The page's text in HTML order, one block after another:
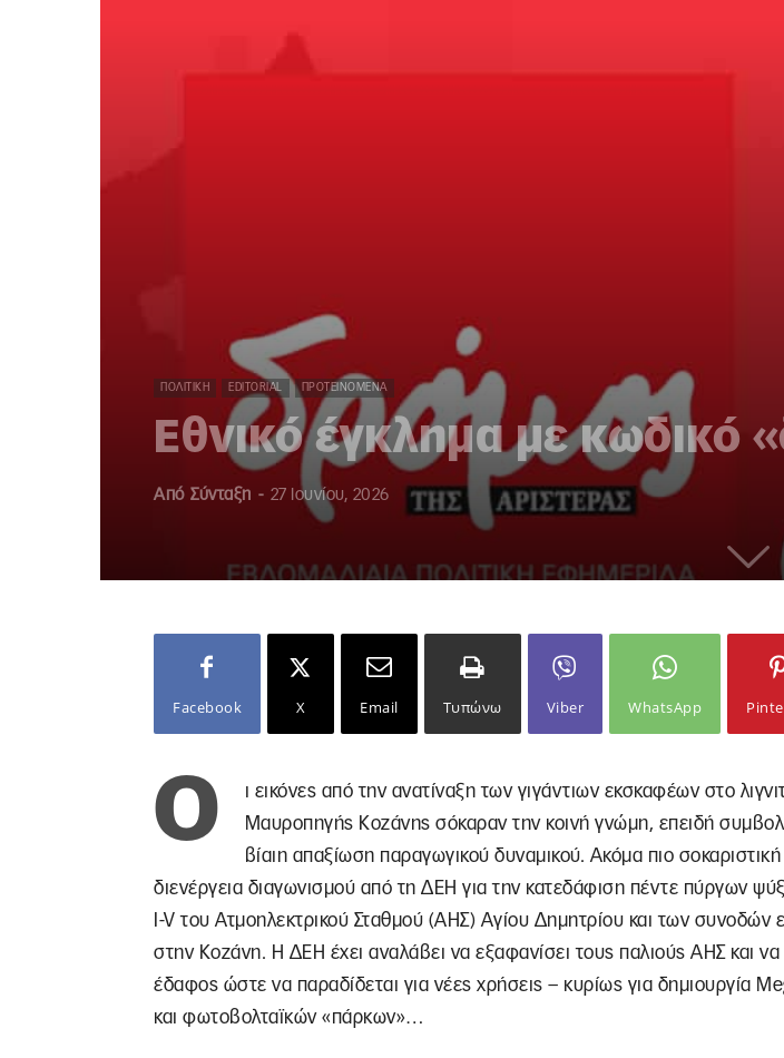
ΠΟΛΙΤΙΚΉ EDITORIAL ΠΡΟΤΕΙΝΌΜΕΝΑ
Εθνικό έγκλημα με κωδικό
Από Σύνταξη - 27 Ιουνίου, 2026
Facebook X Email Τυπώνω Viber WhatsApp
Ο
ι εικόνες από την ανατίναξη των γιγάντιων εκσκαφέων στο
Μαυροπηγής Κοζάνης σόκαραν την κοινή γνώμη, επειδή
βίαιη απαξίωση παραγωγικού δυναμικού. Ακόμα πιο σοκαριστική
διενέργεια διαγωνισμού από τη ΔΕΗ για την κατεδάφιση πέντε πύργων
I-V του Ατμοηλεκτρικού Σταθμού (ΑΗΣ) Αγίου Δημητρίου και των συνοδών
στην Κοζάνη. Η ΔΕΗ έχει αναλάβει να εξαφανίσει τους παλιούς ΑΗΣ και να
έδαφος ώστε να παραδίδεται για νέες χρήσεις – κυρίως για δημιουργία
και φωτοβολταϊκών «πάρκων»…